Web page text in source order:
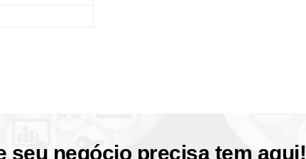
seu negócio precisa tem aqui!